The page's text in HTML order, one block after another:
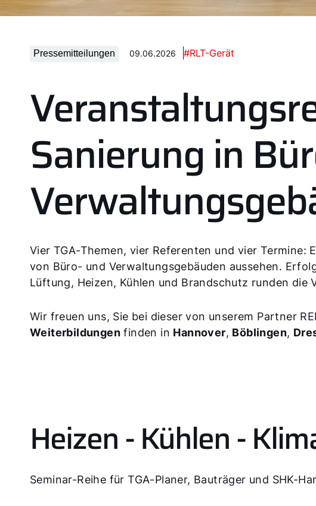
Pressemitteilungen 09.06.2026 #RLT-Gerät
Sanierung in
Vier TGA-Themen, vier Referenten und vier
von Büro- und Verwaltungsgebäuden aussehen.
Lüftung, Heizen, Kühlen und Brandschutz runden die
Wir freuen uns, Sie bei dieser von unserem Partner
Weiterbildungen finden in Hannover, Böblingen,
Heizen - Kühlen -
Seminar-Reihe für TGA-Planer, Bauträger und SHK-